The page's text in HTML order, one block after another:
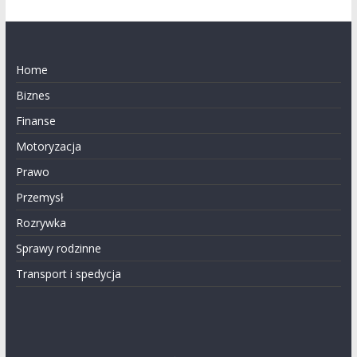
Home
Biznes
Finanse
Motoryzacja
Prawo
Przemysł
Rozrywka
Sprawy rodzinne
Transport i spedycja